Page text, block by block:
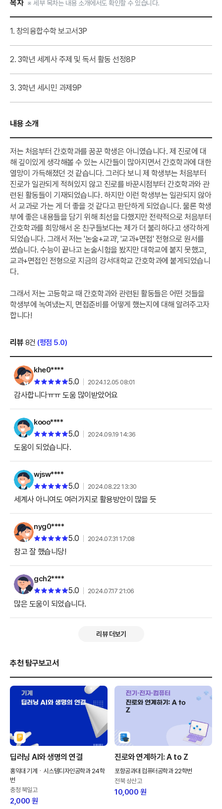
목차 ※ 세부 목차는 내용 소개에서도 확인할 수 있습니다.
1. 창의융합수학 보고서3P
2. 3학년 세계사 주제 및 독서 활동 선정8P
3. 3학년 세시민 과제 9P
내용 소개
저는 처음부터 간호학과를 꿈꾼 학생은 아니였습니다. 제 진로에 대
해 깊이있게 생각해볼 수 있는 시간들이 많아지면서 간호학과에 대한
열망이 가득해졌던 것 같습니다. 그러다 보니 제 학생부는 처음부터
진로가 일관되게 적혀있지 않고 진로를 바꾼시점부터 간호학과와 관
련된 활동들이 기재되었습니다. 하지만 이런 학생부는 일관되지 않아
서 교과로 가는 게 더 좋을 것 같다고 판단하게 되었습니다. 물론 학생
부에 좋은 내용들을 담기 위해 최선을 다했지만 전략적으로 처음부터
간호학과를 희망해서 온 친구들보다는 제가 더 불리하다고 생각하게
되었습니다. 그래서 저는 '논술+교과', '교과+면접' 전형으로 원서를
썼습니다. 수능이 끝나고 논술시험을 봤지만 대학교에 붙지 못했고,
교과+면접인 전형으로 지금의 강서대학교 간호학과에 붙게되었습니
다.
그래서 저는 고등학교 때 간호학과와 관련된 활동들은 어떤 것들을
학생부에 녹여냈는지, 면접준비를 어떻게 했는지에 대해 알려주고자
합니다!
리뷰 8건 (평점 5.0)
khe0****
5.0 2024.12.05 08:01
감사합니다ㅠㅠ 도움 많이받았어요
kooo****
5.0 2024.09.19 14:36
도움이 되었습니다.
wjsw****
5.0 2024.08.22 13:30
세계사 아니여도 여러가지로 활용방안이 많을 듯
nyg0****
5.0 2024.07.31 17:08
참고 잘 했습니당!
gch2****
5.0 2024.07.17 21:06
많은 도움이 되었습니다.
리뷰 더보기
추천 탐구보고서
딥러닝 AI와 생명의 연결
홍익대 기계ㆍ시스템디자인공학과 24학
번
충청 북일고
2,000 원
진로와 연계하기: A to Z
포항공과대 컴퓨터공학과 22학번
전북 상산고
10,000 원